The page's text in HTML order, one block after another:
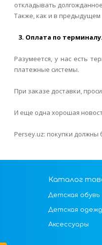
откладывать
Также, как и в предыдущем
3. Оплата по терминалу.
Разумеется, у нас есть
платежные системы.
При заказе доставки,
И еще одна хорошая
Persey.uz: покупки должны
Каталог
Детская обувь
Детская
Аксессуары